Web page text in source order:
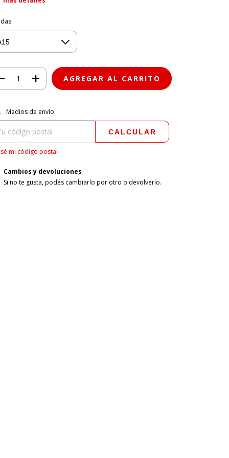
para el CP:
Medios de envío
CALCULAR
mi código postal
Cambios y devoluciones
Si no te gusta, podés cambiarlo por otro o devolverlo.